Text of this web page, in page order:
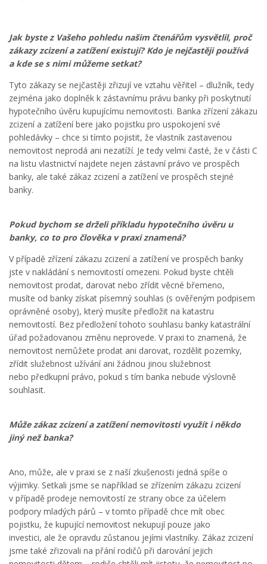
Jak byste z Vašeho pohledu našim čtenářům vysvětlil, proč
zákazy zcizení a zatížení existují? Kdo je nejčastěji používá
a kde se s nimi můžeme setkat?
Tyto zákazy se nejčastěji zřizují ve vztahu věřitel – dlužník, tedy
zejména jako doplněk k zástavnímu právu banky při poskytnutí
hypotečního úvěru kupujícímu nemovitosti. Banka zřízení zákazu
zcizení a zatížení bere jako pojistku pro uspokojení své
pohledávky – chce si tímto pojistit, že vlastník zastavenou
nemovitost neprodá ani nezatíží. Je tedy velmi časté, že v části C
na listu vlastnictví najdete nejen zástavní právo ve prospěch
banky, ale také zákaz zcizení a zatížení ve prospěch stejné
banky.
Pokud bychom se drželi příkladu hypotečního úvěru u
banky, co to pro člověka v praxi znamená?
V případě zřízení zákazu zcizení a zatížení ve prospěch banky
jste v nakládání s nemovitostí omezeni. Pokud byste chtěli
nemovitost prodat, darovat nebo zřídit věcné břemeno,
musíte od banky získat písemný souhlas (s ověřeným podpisem
oprávněné osoby), který musíte předložit na katastru
nemovitostí. Bez předložení tohoto souhlasu banky katastrální
úřad požadovanou změnu neprovede. V praxi to znamená, že
nemovitost nemůžete prodat ani darovat, rozdělit pozemky,
zřídit služebnost užívání ani žádnou jinou služebnost
nebo předkupní právo, pokud s tím banka nebude výslovně
souhlasit.
Může zákaz zcizení a zatížení nemovitosti využít i někdo
jiný než banka?
Ano, může, ale v praxi se z naší zkušenosti jedná spíše o
výjimky. Setkali jsme se například se zřízením zákazu zcizení
v případě prodeje nemovitostí ze strany obce za účelem
podpory mladých párů – v tomto případě chce mít obec
pojistku, že kupující nemovitost nekupují pouze jako
investici, ale že opravdu zůstanou jejími vlastníky. Zákaz zcizení
jsme také zřizovali na přání rodičů při darování jejich